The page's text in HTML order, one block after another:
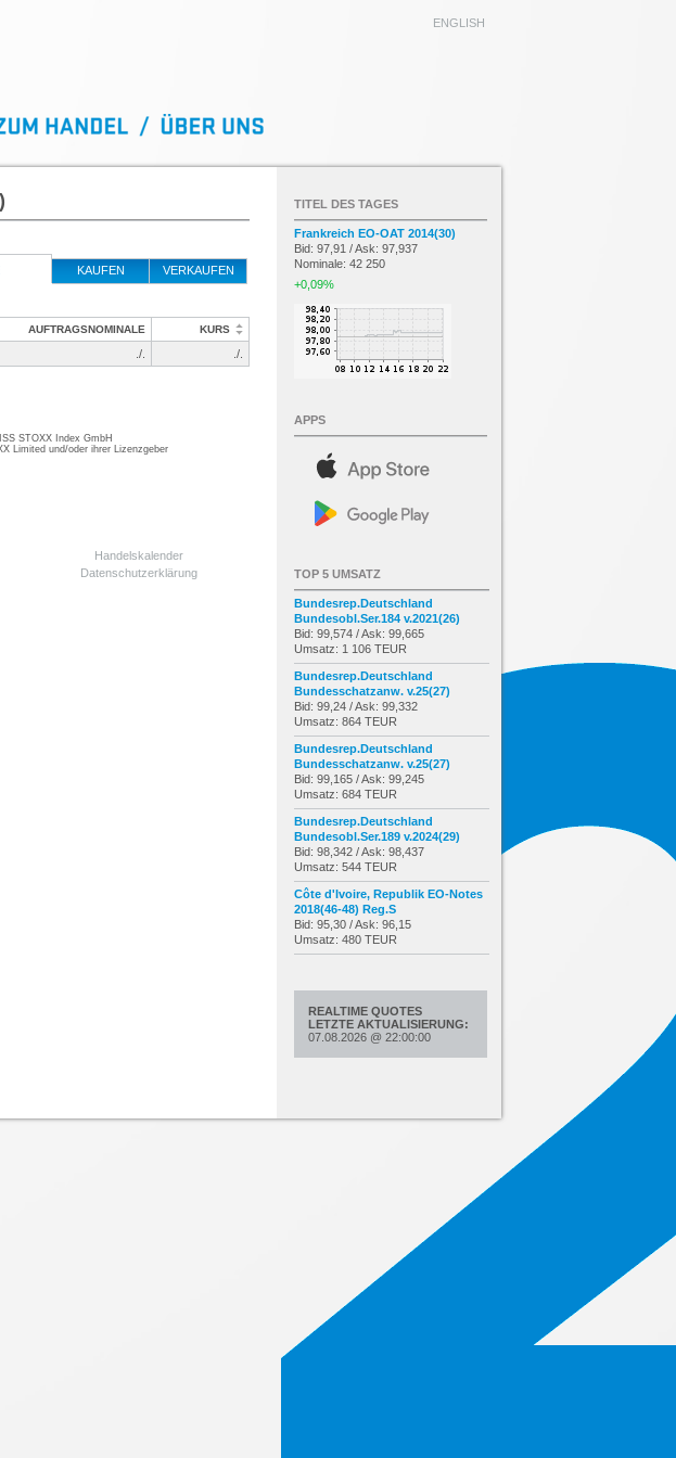
ENGLISH
KAUFEN VERKAUFEN
AUFTRAGSNOMINALE KURS
./. ./.
STOXX Index GmbH
Limited und/oder ihrer Lizenzgeber
Handelskalender
Datenschutzerklärung
TITEL DES TAGES
Frankreich EO-OAT 2014(30)
Bid: 97,91 / Ask: 97,937
Nominale: 42 250
+0,09%
APPS
TOP 5 UMSATZ
Bundesrep.Deutschland
Bundesobl.Ser.184 v.2021(26)
Bid: 99,574 / Ask: 99,665
Umsatz: 1 106 TEUR
Bundesrep.Deutschland
Bundesschatzanw. v.25(27)
Bid: 99,24 / Ask: 99,332
Umsatz: 864 TEUR
Bundesrep.Deutschland
Bundesschatzanw. v.25(27)
Bid: 99,165 / Ask: 99,245
Umsatz: 684 TEUR
Bundesrep.Deutschland
Bundesobl.Ser.189 v.2024(29)
Bid: 98,342 / Ask: 98,437
Umsatz: 544 TEUR
Côte d'Ivoire, Republik EO-Notes
2018(46-48) Reg.S
Bid: 95,30 / Ask: 96,15
Umsatz: 480 TEUR
REALTIME QUOTES
LETZTE AKTUALISIERUNG:
07.08.2026 @ 22:00:00